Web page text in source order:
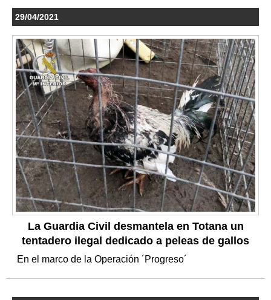
29/04/2021
La Guardia Civil desmantela en Totana un
tentadero ilegal dedicado a peleas de gallos
En el marco de la Operación ´Progreso´